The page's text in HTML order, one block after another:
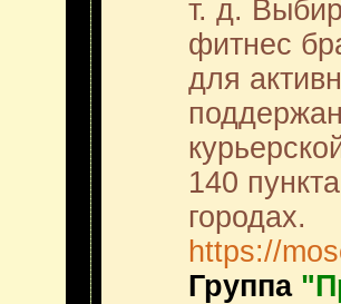
т. д.
фитнес
для
140
городах.
https://
Группа